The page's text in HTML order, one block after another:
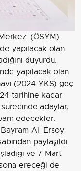
(ÖSYM)
yapılacak olan
duyurdu.
yapılacak olan
(2024-YKS) geç
tarihine kadar
adaylar,
edecekler.
Ali Ersoy
paylaşıldı.
ve 7 Mart
ereceği de